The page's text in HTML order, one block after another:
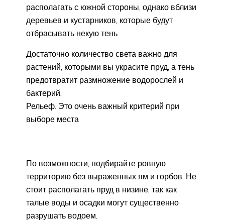
располагать с южной стороны, однако вблизи
деревьев и кустарников, которые будут
отбрасывать некую тень
Достаточно количество света важно для
растений, которыми вы украсите пруд, а тень
предотвратит размножение водорослей и
бактерий.
Рельеф. Это очень важный критерий при
выборе места
По возможности, подбирайте ровную
территорию без выраженных ям и горбов. Не
стоит располагать пруд в низине, так как
талые воды и осадки могут существенно
разрушать водоем.